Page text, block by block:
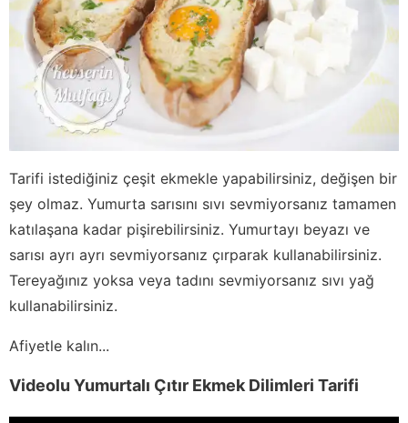
Tarifi istediğiniz çeşit ekmekle yapabilirsiniz, değişen bir
şey olmaz. Yumurta sarısını sıvı sevmiyorsanız tamamen
katılaşana kadar pişirebilirsiniz. Yumurtayı beyazı ve
sarısı ayrı ayrı sevmiyorsanız çırparak kullanabilirsiniz.
Tereyağınız yoksa veya tadını sevmiyorsanız sıvı yağ
kullanabilirsiniz.
Afiyetle kalın...
Videolu Yumurtalı Çıtır Ekmek Dilimleri Tarifi